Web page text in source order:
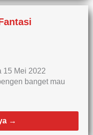
15 Mei 2022
banget mau
→